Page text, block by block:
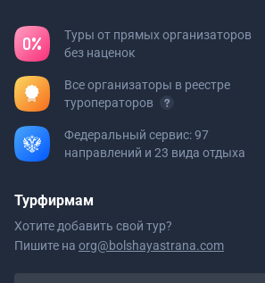
Туры от прямых организаторов
без наценок
Все организаторы в реестре
туроператоров
Федеральный сервис: 97
направлений и 23 вида отдыха
Турфирмам
Хотите добавить свой тур?
Пишите на org@bolshayastrana.com